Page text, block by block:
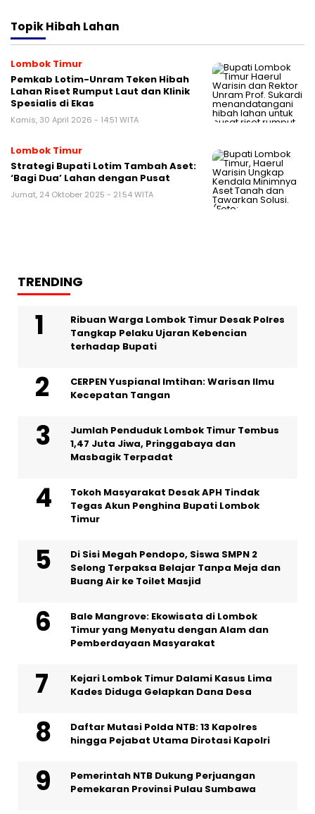
TopikHibah Lahan
Lombok Timur
Pemkab Lotim-Unram Teken Hibah
Lahan Riset Rumput Laut dan Klinik
Spesialis di Ekas
Kamis, 30 April 2026 - 14:51 WITA
Lombok Timur
Strategi Bupati Lotim Tambah Aset:
‘Bagi Dua’ Lahan dengan Pusat
Jumat, 24 Oktober 2025 - 21:54 WITA
TRENDING
Ribuan Warga Lombok Timur Desak Polres
Tangkap Pelaku Ujaran Kebencian
terhadap Bupati
CERPEN Yuspianal Imtihan: Warisan Ilmu
Kecepatan Tangan
Jumlah Penduduk Lombok Timur Tembus
1,47 Juta Jiwa, Pringgabaya dan
Masbagik Terpadat
Tokoh Masyarakat Desak APH Tindak
Tegas Akun Penghina Bupati Lombok
Timur
Di Sisi Megah Pendopo, Siswa SMPN 2
Selong Terpaksa Belajar Tanpa Meja dan
Buang Air ke Toilet Masjid
Bale Mangrove: Ekowisata di Lombok
Timur yang Menyatu dengan Alam dan
Pemberdayaan Masyarakat
Kejari Lombok Timur Dalami Kasus Lima
Kades Diduga Gelapkan Dana Desa
Daftar Mutasi Polda NTB: 13 Kapolres
hingga Pejabat Utama Dirotasi Kapolri
Pemerintah NTB Dukung Perjuangan
Pemekaran Provinsi Pulau Sumbawa